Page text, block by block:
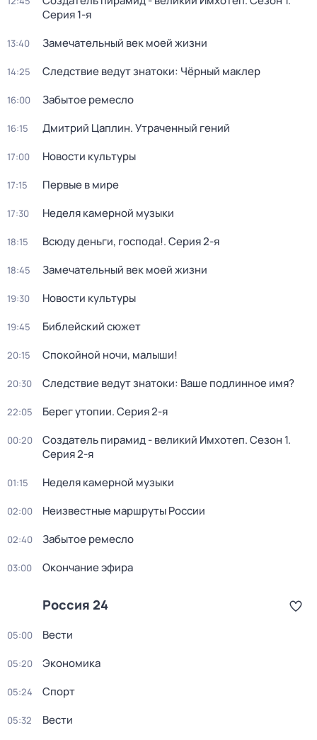
Серия 1-я
13:40 Замечательный век моей жизни
14:25 Следствие ведут знатоки: Чёрный маклер
16:00 Забытое ремесло
16:15 Дмитрий Цаплин. Утраченный гений
17:00 Новости культуры
17:15 Первые в мире
17:30 Неделя камерной музыки
18:15 Всюду деньги, господа!. Серия 2-я
18:45 Замечательный век моей жизни
19:30 Новости культуры
19:45 Библейский сюжет
20:15 Спокойной ночи, малыши!
20:30 Следствие ведут знатоки: Ваше подлинное имя?
22:05 Берег утопии. Серия 2-я
00:20 Создатель пирамид - великий Имхотеп. Сезон 1.
Серия 2-я
01:15 Неделя камерной музыки
02:00 Неизвестные маршруты России
02:40 Забытое ремесло
03:00 Окончание эфира
Россия 24
05:00 Вести
05:20 Экономика
05:24 Спорт
05:32 Вести